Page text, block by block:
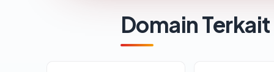
Domain Terkait